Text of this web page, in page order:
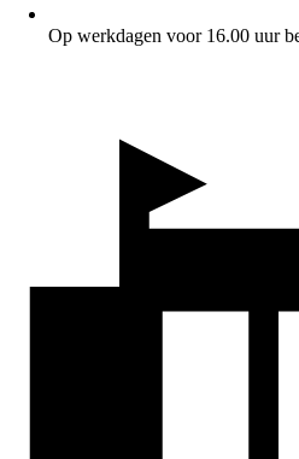
Op werkdagen voor 16.00 uur